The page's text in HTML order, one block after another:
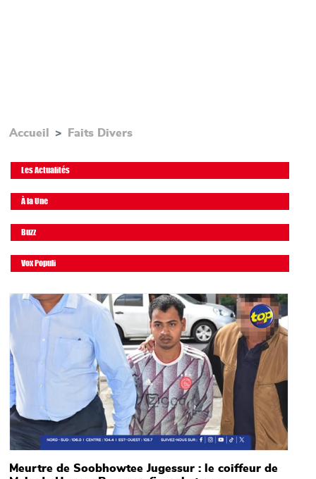
Accueil Faits Divers
Les Actualités
À la Une
Buzz
Vox Populi
Main picture
Meurtre de Soobhowtee Jugessur : le coiffeur de